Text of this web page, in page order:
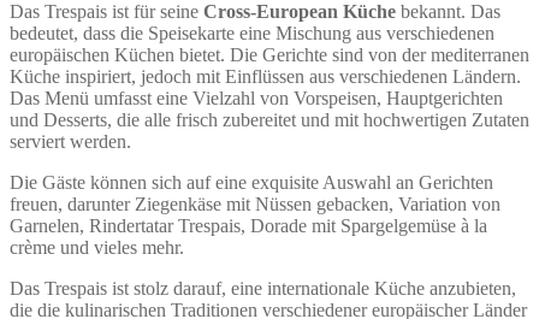
Das Trespais ist für seine Cross-European Küche bekannt. Das
bedeutet, dass die Speisekarte eine Mischung aus verschiedenen
europäischen Küchen bietet. Die Gerichte sind von der mediterranen
Küche inspiriert, jedoch mit Einflüssen aus verschiedenen Ländern.
Das Menü umfasst eine Vielzahl von Vorspeisen, Hauptgerichten
und Desserts, die alle frisch zubereitet und mit hochwertigen Zutaten
serviert werden.
Die Gäste können sich auf eine exquisite Auswahl an Gerichten
freuen, darunter Ziegenkäse mit Nüssen gebacken, Variation von
Garnelen, Rindertatar Trespais, Dorade mit Spargelgemüse à la
crème und vieles mehr.
Das Trespais ist stolz darauf, eine internationale Küche anzubieten,
die die kulinarischen Traditionen verschiedener europäischer Länder